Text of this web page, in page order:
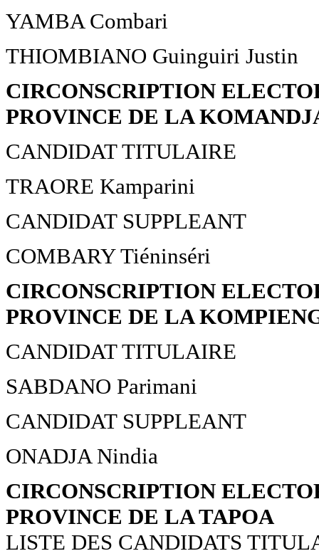
YAMBA Combari
THIOMBIANO Guinguiri Justin
CIRCONSCRIPTION
PROVINCE DE LA
CANDIDAT TITULAIRE
TRAORE Kamparini
CANDIDAT SUPPLEANT
COMBARY Tiéninséri
CIRCONSCRIPTION
PROVINCE DE LA
CANDIDAT TITULAIRE
SABDANO Parimani
CANDIDAT SUPPLEANT
ONADJA Nindia
CIRCONSCRIPTION
PROVINCE DE LA TAPOA
LISTE DES CANDIDATS